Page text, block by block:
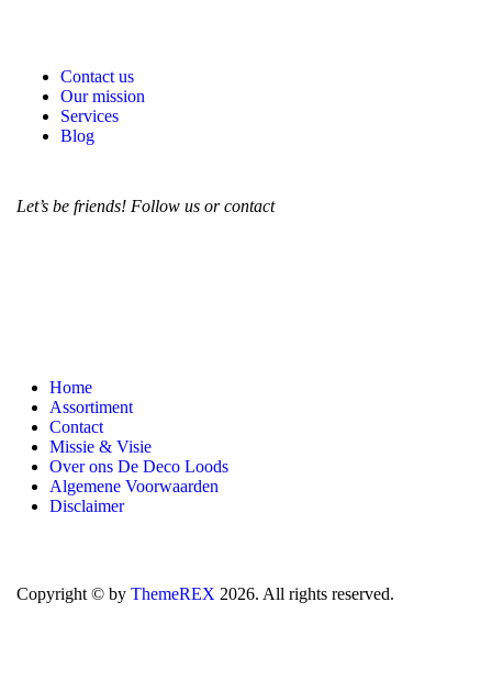
Contact us
Our mission
Services
Blog
Let’s be friends! Follow us or contact
Home
Assortiment
Contact
Missie & Visie
Over ons De Deco Loods
Algemene Voorwaarden
Disclaimer
Copyright © by ThemeREX 2026. All rights reserved.